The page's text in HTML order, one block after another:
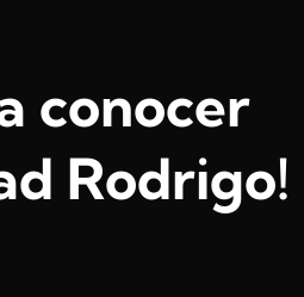
conocer
Rodrigo!